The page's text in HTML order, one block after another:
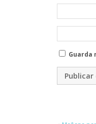
Guarda